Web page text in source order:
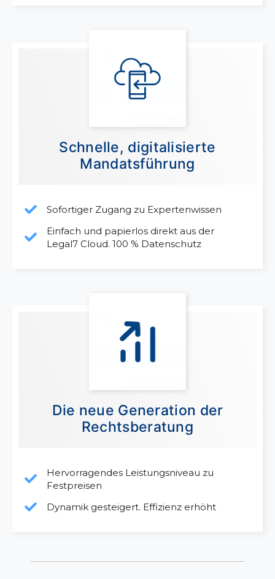
Schnelle, digitalisierte
Mandatsführung
Sofortiger Zugang zu Expertenwissen
Einfach und papierlos direkt aus der
Legal7 Cloud. 100 % Datenschutz
Die neue Generation der
Rechtsberatung
Hervorragendes Leistungsniveau zu
Festpreisen
Dynamik gesteigert. Effizienz erhöht